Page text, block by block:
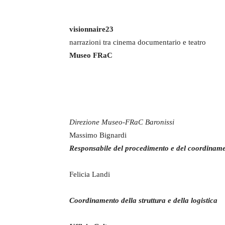
visionnaire23
narrazioni tra cinema documentario e teatro
Museo FRaC
Direzione Museo-FRaC Baronissi
Massimo Bignardi
Responsabile del procedimento e del
Felicia Landi
Coordinamento della struttura e della logistica